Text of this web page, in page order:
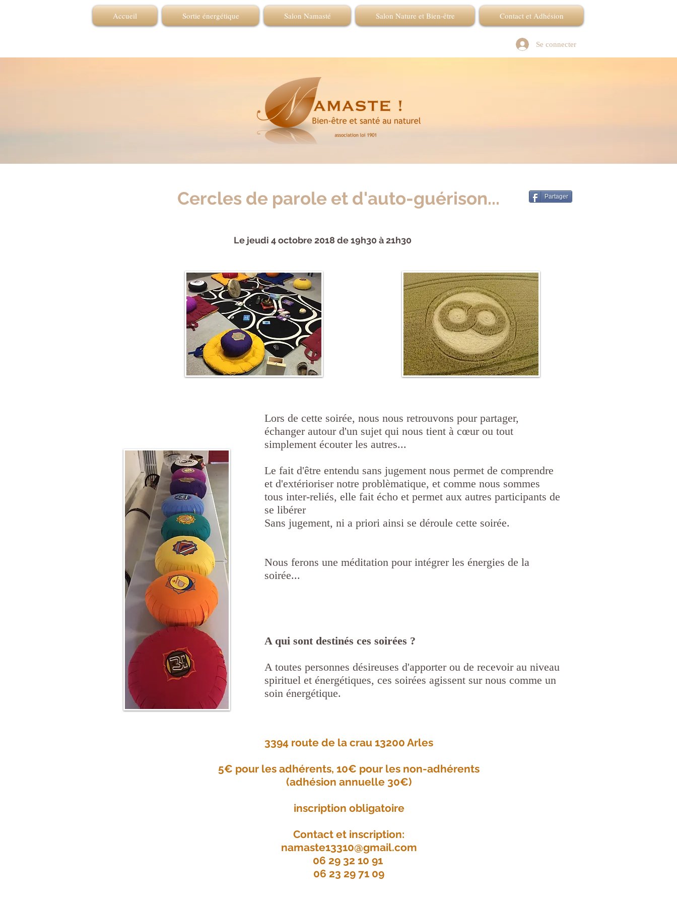
Accueil Sortie énergétique Salon Namasté Salon Nature et Bien-être Contact et Adhésion
Se connecter
Cercles de parole et d'auto-guérison... Partager
Le jeudi 4 octobre 2018 de 19h30 à 21h30
Lors de cette soirée, nous nous retrouvons pour partager,
échanger autour d'un sujet qui nous tient à cœur ou tout
simplement écouter les autres...
Le fait d'être entendu sans jugement nous permet de comprendre
et d'extérioriser notre problèmatique, et comme nous sommes
tous inter-reliés, elle fait écho et permet aux autres participants de
se libérer
Sans jugement, ni a priori ainsi se déroule cette soirée.
Nous ferons une méditation pour intégrer les énergies de la
soirée...
A qui sont destinés ces soirées ?
A toutes personnes désireuses d'apporter ou de recevoir au niveau
spirituel et énergétiques, ces soirées agissent sur nous comme un
soin énergétique.
3394 route de la crau 13200 Arles
5€ pour les adhérents, 10€ pour les non-adhérents
(adhésion annuelle 30€)
inscription obligatoire
Contact et inscription:
namaste13310@gmail.com
06 29 32 10 91
06 23 29 71 09